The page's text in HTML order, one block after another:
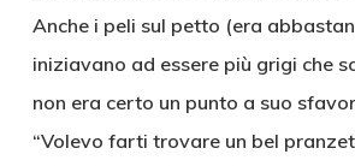
Anche i peli sul petto (era
iniziavano ad essere più grigi che
non era certo un punto a suo
“Volevo farti trovare un bel